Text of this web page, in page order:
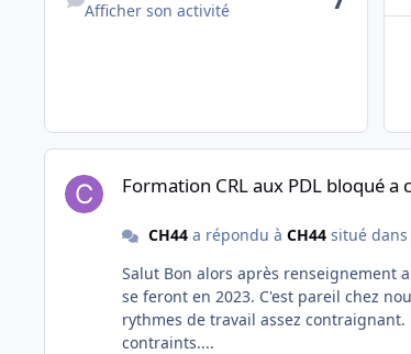
Afficher son activité
Formation CRL aux PDL bloqué a cause de la
Formation CRL aux PDL bloqué
CH44a répondu à CH44situé dans
Salut Bon alors après renseignement auprès des RH, il s'agissait bien de bruit de couloir. Des formations des conducteurs
se feront en 2023. C'est pareil chez nous, tous les nouveaux embauchés sont contractuels. Les salaires sont bas pour des
rythmes de travail assez contraignant. La SNCF préférera faire gagner ses filiales, depuis le temps que le statut les
contraints....